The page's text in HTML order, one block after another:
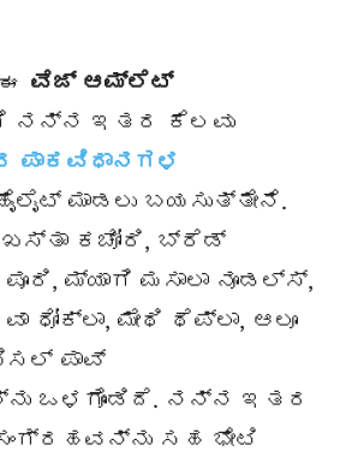
ವೆಜ್ ಆಮ್ಲೆಟ್
ನನ್ನ ಇತರ ಕೆಲವು
ಪಾಕವಿಧಾನಗಳ
ಮಾಡಲು ಬಯಸುತ್ತೇನೆ.
ಖಸ್ತಾ ಕಚೋರಿ, ಬ್ರೆಡ್
ಮ್ಯಾಗಿ ಮಸಾಲಾ ನೂಡಲ್ಸ್,
ಧೋಕ್ಲಾ, ಮೇಥಿ ಥೆಪ್ಲಾ, ಆಲೂ
ಪಾವ್
ಒಳಗೊಂಡಿದೆ. ನನ್ನ ಇತರ
ಸಹ ಭೇಟಿ